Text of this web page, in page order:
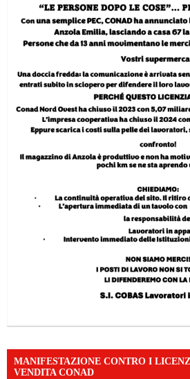
MANIFESTAZIONE CONTRO I
VENDITA CONAD